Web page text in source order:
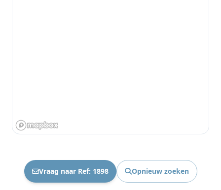
Vraag naar Ref: 1898 Opnieuw zoeken